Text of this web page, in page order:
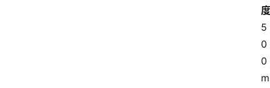
度
5
0
0
m